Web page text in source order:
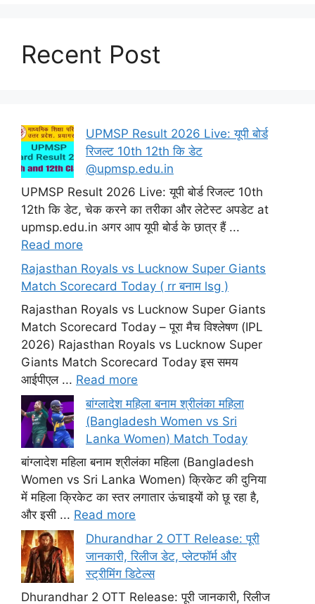
Recent Post
UPMSP Result 2026 Live: यूपी बोर्ड
रिजल्ट 10th 12th कि डेट
@upmsp.edu.in
UPMSP Result 2026 Live: यूपी बोर्ड रिजल्ट 10th
12th कि डेट, चेक करने का तरीका और लेटेस्ट अपडेट at
upmsp.edu.in अगर आप यूपी बोर्ड के छात्र हैं ...
Read more
Rajasthan Royals vs Lucknow Super Giants
Match Scorecard Today ( rr बनाम lsg )
Rajasthan Royals vs Lucknow Super Giants
Match Scorecard Today – पूरा मैच विश्लेषण (IPL
2026) Rajasthan Royals vs Lucknow Super
Giants Match Scorecard Today इस समय
आईपीएल ... Read more
बांग्लादेश महिला बनाम श्रीलंका महिला
(Bangladesh Women vs Sri
Lanka Women) Match Today
बांग्लादेश महिला बनाम श्रीलंका महिला (Bangladesh
Women vs Sri Lanka Women) क्रिकेट की दुनिया
में महिला क्रिकेट का स्तर लगातार ऊंचाइयों को छू रहा है,
और इसी ... Read more
Dhurandhar 2 OTT Release: पूरी
जानकारी, रिलीज डेट, प्लेटफॉर्म और
स्ट्रीमिंग डिटेल्स
Dhurandhar 2 OTT Release: पूरी जानकारी, रिलीज